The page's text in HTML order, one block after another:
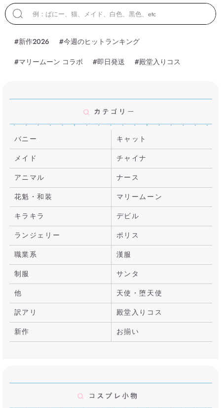
#新作2026 #今週のヒットランキング
#マリームーン コラボ #即日発送 #殿堂入りコス
バニー
キャット
メイド
チャイナ
アニマル
ナース
花魁・和装
マリームーン
キラキラ
デビル
ランジェリー
ポリス
職業系
漢服
制服
サンタ
他
天使・堕天使
訳アリ
殿堂入りコス
新作
お揃い